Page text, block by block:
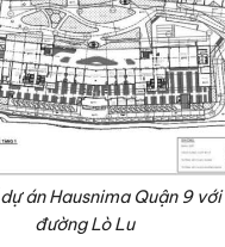
án Hausnima Quận 9
đường Lò Lu